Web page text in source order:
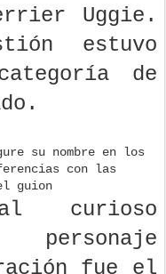
Uggie.
estuvo
de
su nombre en los
con las
guion
curioso
fue el